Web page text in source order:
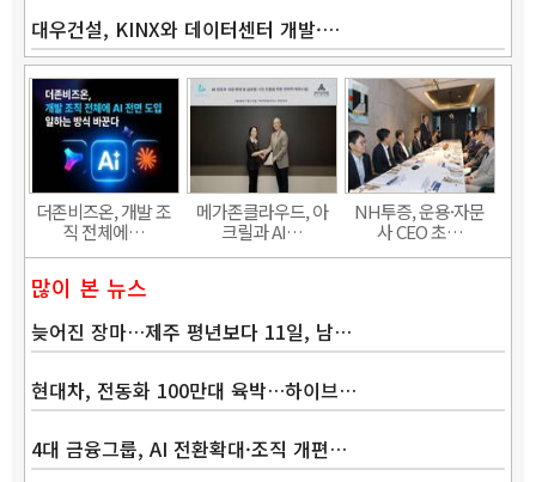
대우건설, KINX와 데이터센터 개발·…
더존비즈온, 개발 조
직 전체에…
메가존클라우드, 아
크릴과 AI…
NH투증, 운용·자문
사 CEO 초…
많이 본 뉴스
늦어진 장마…제주 평년보다 11일, 남…
현대차, 전동화 100만대 육박…하이브…
4대 금융그룹, AI 전환확대·조직 개편…